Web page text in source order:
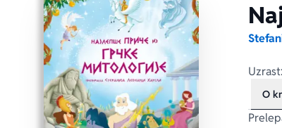
Uzrast:
O